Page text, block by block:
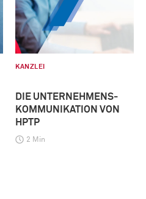
KANZLEI
DIE UNTERNEHMENS­
KOMMUNIKATION VON
HPTP
2 Min